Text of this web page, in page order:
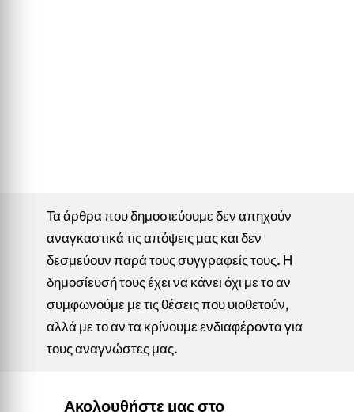
Τα άρθρα που δημοσιεύουμε δεν απηχούν
αναγκαστικά τις απόψεις μας και δεν
δεσμεύουν παρά τους συγγραφείς τους. Η
δημοσίευσή τους έχει να κάνει όχι με το αν
συμφωνούμε με τις θέσεις που υιοθετούν,
αλλά με το αν τα κρίνουμε ενδιαφέροντα για
τους αναγνώστες μας.
Ακολουθήστε μας στο